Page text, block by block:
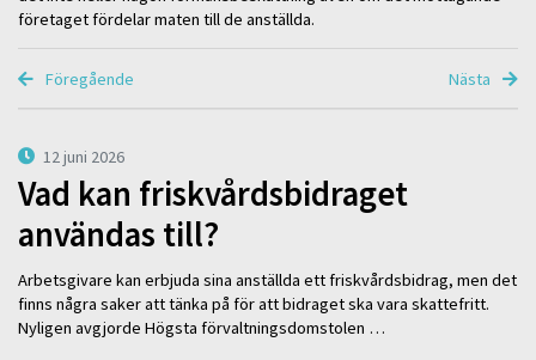
företaget fördelar maten till de anställda.
Föregående Nästa
12 juni 2026
Vad kan friskvårdsbidraget
användas till?
Arbetsgivare kan erbjuda sina anställda ett friskvårdsbidrag, men det
finns några saker att tänka på för att bidraget ska vara skattefritt.
Nyligen avgjorde Högsta förvaltningsdomstolen …